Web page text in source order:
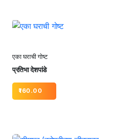
एका घराची गोष्ट
प्रतिभा देशपांडे
160.00